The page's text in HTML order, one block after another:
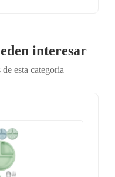
interesar
esta categoria